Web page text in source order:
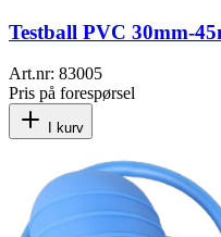
Testball PVC 30mm-
Art.nr: 83005
Pris på forespørsel
I kurv